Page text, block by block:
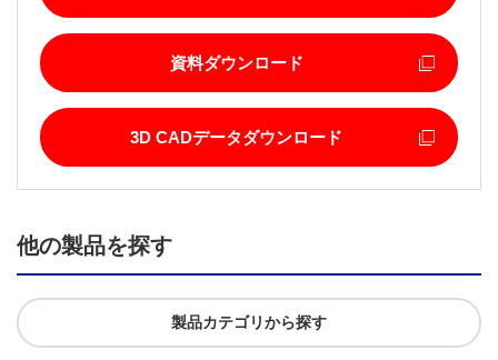
資料ダウンロード
3D CADデータダウンロード
他の製品を探す
製品カテゴリから探す